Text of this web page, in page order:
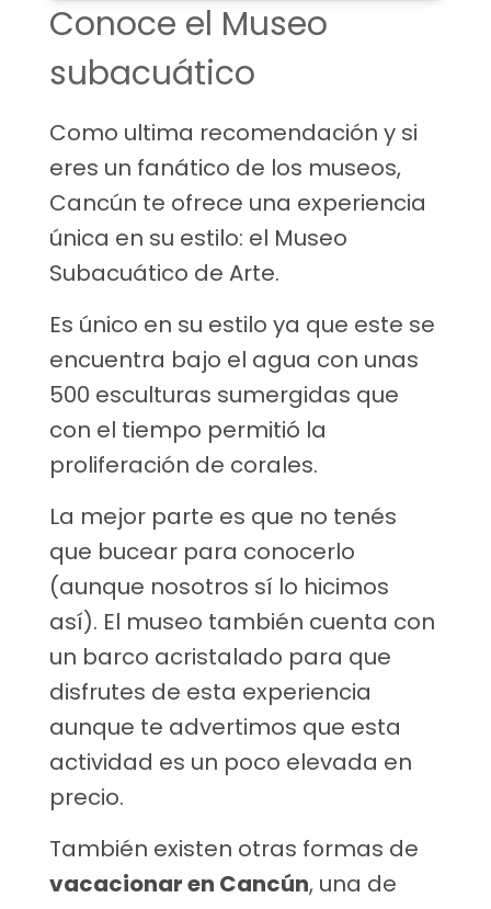
Conoce el Museo
subacuático
Como ultima recomendación y si
eres un fanático de los museos,
Cancún te ofrece una experiencia
única en su estilo: el Museo
Subacuático de Arte.
Es único en su estilo ya que este se
encuentra bajo el agua con unas
500 esculturas sumergidas que
con el tiempo permitió la
proliferación de corales.
La mejor parte es que no tenés
que bucear para conocerlo
(aunque nosotros sí lo hicimos
así). El museo también cuenta con
un barco acristalado para que
disfrutes de esta experiencia
aunque te advertimos que esta
actividad es un poco elevada en
precio.
También existen otras formas de
vacacionar en Cancún, una de